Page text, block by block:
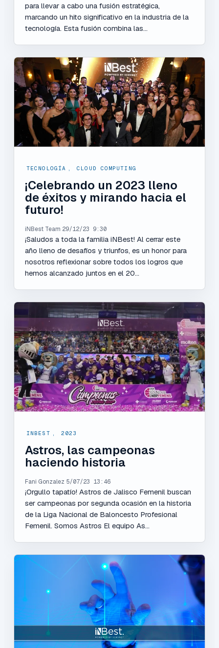
para llevar a cabo una fusión estratégica,
marcando un hito significativo en la industria de la
tecnología. Esta fusión combina las...
TECNOLOGÍA , CLOUD COMPUTING
¡Celebrando un 2023 lleno
de éxitos y mirando hacia el
futuro!
iNBest Team 29/12/23 9:30
¡Saludos a toda la familia iNBest! Al cerrar este
año lleno de desafíos y triunfos, es un honor para
nosotros reflexionar sobre todos los logros que
hemos alcanzado juntos en el 20...
INBEST 2023
Astros, las campeonas
haciendo historia
Fani Gonzalez 5/07/23 13:46
¡Orgullo tapatío! Astros de Jalisco Femenil buscan
ser campeonas por segunda ocasión en la historia
de la Liga Nacional de Baloncesto Profesional
Femenil. Somos Astros El equipo As...